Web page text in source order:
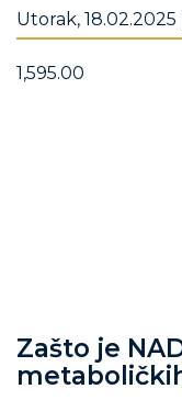
Utorak, 18.02.2025
1,595.00
Zašto je